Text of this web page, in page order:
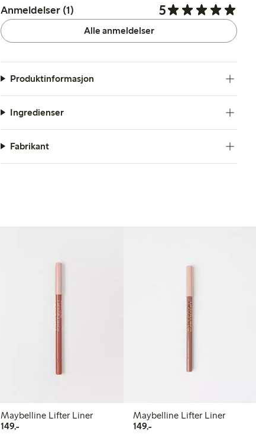
Anmeldelser (1) 5
Alle anmeldelser
Produktinformasjon
Ingredienser
Fabrikant
Maybelline Lifter Liner
149,-149,00 kr
Maybelline Lifter Liner
149,-149,00 kr